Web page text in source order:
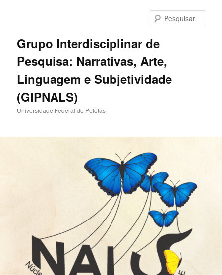
principalGrupo Interdisciplinar de
Pesquisa: Narrativas, Arte,
Linguagem e Subjetividade
(GIPNALS)
Universidade Federal de Pelotas